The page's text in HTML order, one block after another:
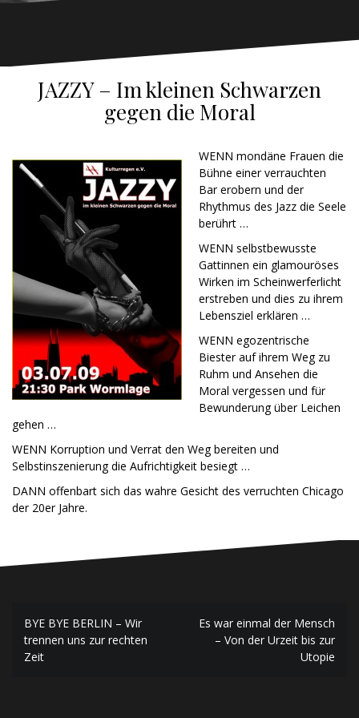
JAZZY – Im kleinen Schwarzen
gegen die Moral
WENN mondäne Frauen die
Bühne einer verrauchten
Bar erobern und der
Rhythmus des Jazz die Seele
berührt …
WENN selbstbewusste
Gattinnen ein glamouröses
Wirken im Scheinwerferlicht
erstreben und dies zu ihrem
Lebensziel erklären …
WENN egozentrische
Biester auf ihrem Weg zu
Ruhm und Ansehen die
Moral vergessen und für
Bewunderung über Leichen
gehen …
WENN Korruption und Verrat den Weg bereiten und
Selbstinszenierung die Aufrichtigkeit besiegt …
DANN offenbart sich das wahre Gesicht des verruchten Chicago
der 20er Jahre.
Beitrags-
Navigation
BYE BYE BERLIN – Wir
trennen uns zur rechten
Zeit
Es war einmal der Mensch
– Von der Urzeit bis zur
Utopie